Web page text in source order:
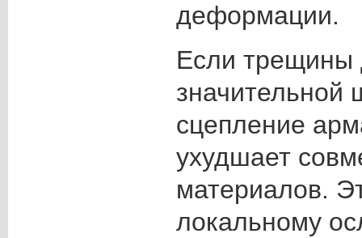
деформации.
Если трещины
значительной
сцепление
ухудшает
материалов.
локальному